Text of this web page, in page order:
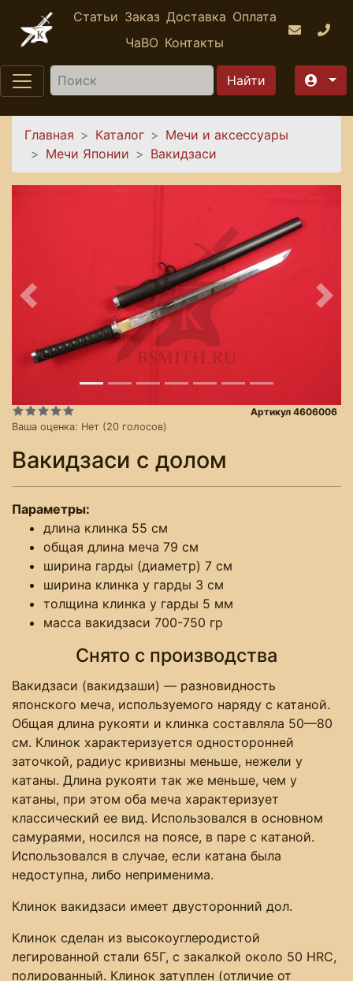
Перейти к основному содержанию
Статьи Заказ Доставка Оплата
ЧаВО Контакты
Найти
Вы здесь
Главная Каталог
Мечи и аксессуары
Мечи Японии
Вакидзаси
Предыдущее
Ваша оценка: Нет (20 голосов)
Артикул 4606006
Вакидзаси с долом
Параметры:
длина клинка 55 см
общая длина меча 79 см
ширина гарды (диаметр) 7 см
ширина клинка у гарды 3 см
толщина клинка у гарды 5 мм
масса вакидзаси 700-750 гр
Снято с производства
Вакидзаси (вакидзаши) — разновидность
японского меча, используемого наряду с катаной.
Общая длина рукояти и клинка составляла 50—80
см. Клинок характеризуется односторонней
заточкой, радиус кривизны меньше, нежели у
катаны. Длина рукояти так же меньше, чем у
катаны, при этом оба меча характеризует
классический ее вид. Использовался в основном
самураями, носился на поясе, в паре с катаной.
Использовался в случае, если катана была
недоступна, либо неприменима.
Клинок вакидзаси имеет двусторонний дол.
Клинок сделан из высокоуглеродистой
легированной стали 65Г, с закалкой около 50 HRC,
полированный. Клинок затуплен (отличие от